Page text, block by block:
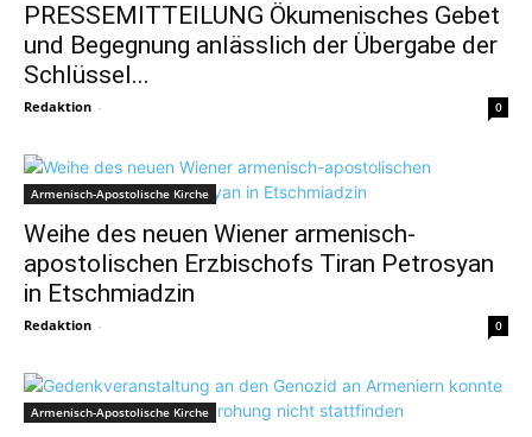
PRESSEMITTEILUNG Ökumenisches Gebet
und Begegnung anlässlich der Übergabe der
Schlüssel...
Redaktion - 0
Armenisch-Apostolische Kirche
Weihe des neuen Wiener armenisch-
apostolischen Erzbischofs Tiran Petrosyan
in Etschmiadzin
Redaktion - 0
Armenisch-Apostolische Kirche